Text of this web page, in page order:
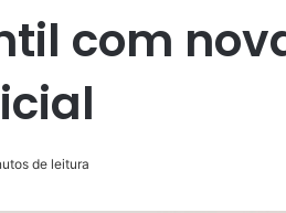
com
de leitura